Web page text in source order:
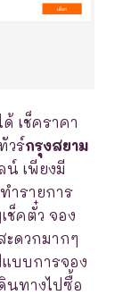
เช็คราคา
วร์กรุงสยาม
น์ เพียงมี
ำรายการ
ช็คตั๋ว จอง
ะดวกมากๆ
บบการจอง
นทางไปซื้อ